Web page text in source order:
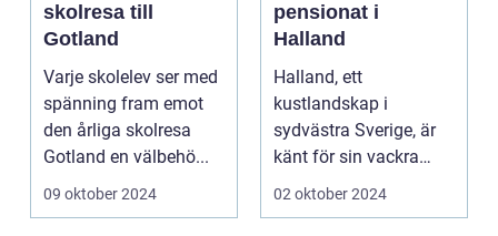
skolresa till
Gotland
Varje skolelev ser med
spänning fram emot
den årliga skolresa
Gotland en välbehö...
09 oktober 2024
pensionat i
Halland
Halland, ett
kustlandskap i
sydvästra Sverige, är
känt för sin vackra
natur, långa
02 oktober 2024